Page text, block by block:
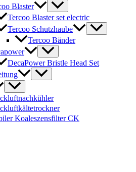
Blaster
Tercoo Blaster set electric
Tercoo Schutzhaube
Tercoo Bänder
DecaPower Bristle Head Set
Koaleszensfilter CK